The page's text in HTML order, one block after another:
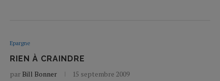
Epargne
RIEN À CRAINDRE
par Bill Bonner 15 septembre 2009